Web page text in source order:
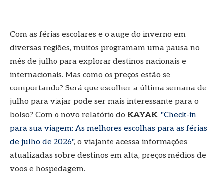
Com as férias escolares e o auge do inverno em
diversas regiões, muitos programam uma pausa no
mês de julho para explorar destinos nacionais e
internacionais. Mas como os preços estão se
comportando? Será que escolher a última semana de
julho para viajar pode ser mais interessante para o
bolso? Com o novo relatório do KAYAK, "Check-in
para sua viagem: As melhores escolhas para as férias
de julho de 2026", o viajante acessa informações
atualizadas sobre destinos em alta, preços médios de
voos e hospedagem.